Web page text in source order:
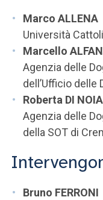
Marco ALLENA
Università
Marcello
Agenzia delle
dell’Ufficio delle
Roberta DI NOIA
Agenzia delle
della SOT di
Bruno FERRONI